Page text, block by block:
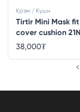
Tirtir Mini Mask
cover cushion 21N
ivory
Крэм / Күшн
38,000₮